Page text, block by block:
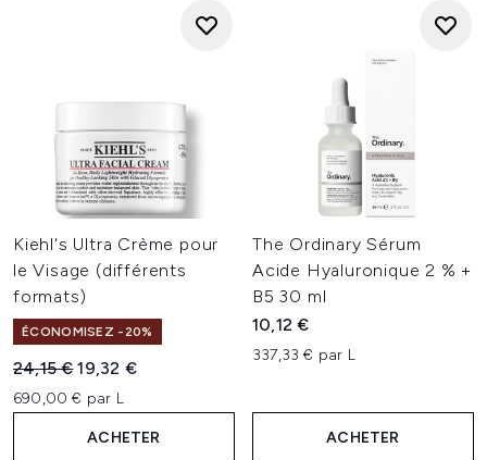
Kiehl's Ultra Crème pour
le Visage (différents
formats)
ÉCONOMISEZ -20%
Prix de vente :
24,15 €Prix ​​actuel :
19,32 €
690,00 € par L
ACHETER
The Ordinary Sérum
Acide Hyaluronique 2 % +
B5 30 ml
10,12 €
337,33 € par L
ACHETER